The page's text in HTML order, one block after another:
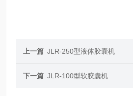
上一篇 JLR-250型液体胶囊机
下一篇 JLR-100型软胶囊机